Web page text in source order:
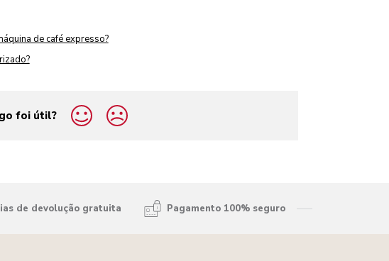
de café expresso?
foi útil?
de devolução gratuita Pagamento 100% seguro